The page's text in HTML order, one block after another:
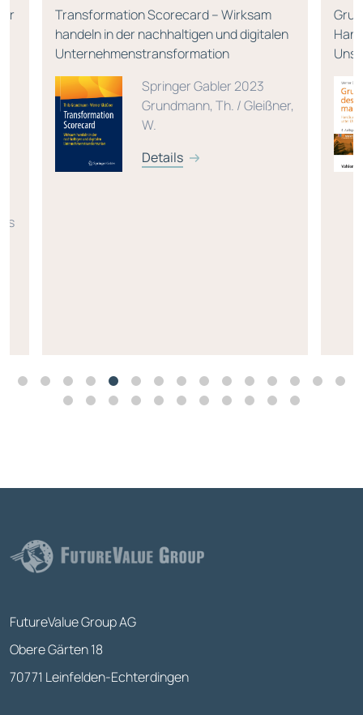
Transformation Scorecard – Wirksam
handeln in der nachhaltigen und digitalen
Unternehmenstransformation
Springer Gabler 2023
Grundmann, Th. / Gleißner,
W.
Details
FutureValue Group AG
Obere Gärten 18
70771 Leinfelden-Echterdingen